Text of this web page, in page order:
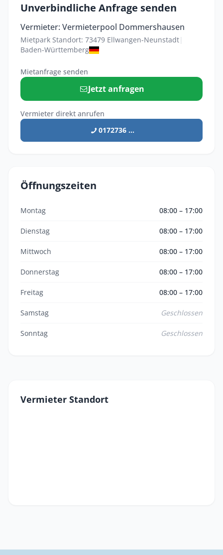
Unverbindliche Anfrage senden
Vermieter: Vermieterpool Dommershausen
Mietpark Standort: 73479 Ellwangen-Neunstadt|
Baden-Württemberg
Mietanfrage senden
Jetzt anfragen
Vermieter direkt anrufen
0172736 ...
Öffnungszeiten
Montag 08:00 – 17:00
Dienstag 08:00 – 17:00
Mittwoch 08:00 – 17:00
Donnerstag 08:00 – 17:00
Freitag 08:00 – 17:00
Samstag Geschlossen
Sonntag Geschlossen
Vermieter Standort